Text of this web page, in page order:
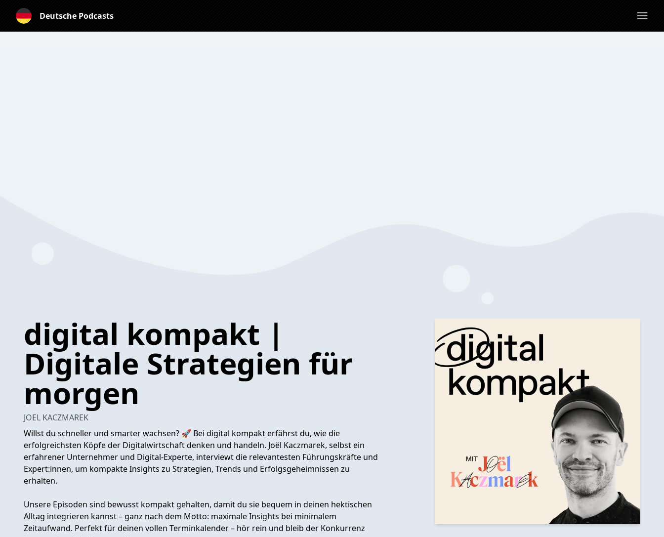
Deutsche Podcasts
digital kompakt |
Digitale Strategien für
morgen
JOEL KACZMAREK
Willst du schneller und smarter wachsen? 🚀 Bei digital kompakt erfährst du, wie die
erfolgreichsten Köpfe der Digitalwirtschaft denken und handeln. Joël Kaczmarek, selbst ein
erfahrener Unternehmer und Digital-Experte, interviewt die relevantesten Führungskräfte und
Expert:innen, um kompakte Insights zu Strategien, Trends und Erfolgsgeheimnissen zu
erhalten.
Unsere Episoden sind bewusst kompakt gehalten, damit du sie bequem in deinen hektischen
Alltag integrieren kannst – ganz nach dem Motto: maximale Insights bei minimalem
Zeitaufwand. Perfekt für deinen vollen Terminkalender – hör rein und bleib der Konkurrenz